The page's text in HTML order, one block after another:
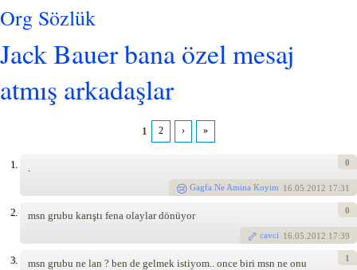
Org Sözlük
Jack Bauer bana özel mesaj
atmış arkadaşlar
1 2 › »
1.
Gagfa Ne Amina Koyim 16.05.2012 17:31
0
2. msn grubu karıştı fena olaylar dönüyor
cavci 16.05.2012 17:39
0
3.
msn grubu ne lan ? ben de gelmek istiyom.. once biri msn ne onu
1